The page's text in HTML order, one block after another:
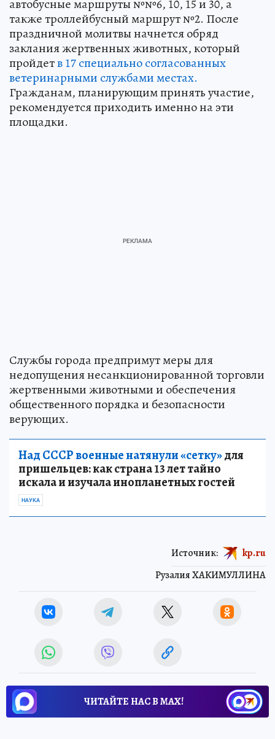
автобусные маршруты №№6, 10, 15 и 30, а
также троллейбусный маршрут №2. После
праздничной молитвы начнется обряд
заклания жертвенных животных, который
пройдетв 17 специально согласованных
ветеринарными службами местах.
Гражданам, планирующим принять участие,
рекомендуется приходить именно на эти
площадки.
Службы города предпримут меры для
недопущения несанкционированной торговли
жертвенными животными и обеспечения
общественного порядка и безопасности
верующих.
Над СССР военные натянули «сетку»для
пришельцев: как страна 13 лет тайно
искала и изучала инопланетных гостей
НАУКА
Рузалия ХАКИМУЛЛИНА
Источник: kp.ru
ЧИТАЙТЕ НАС В МАХ!